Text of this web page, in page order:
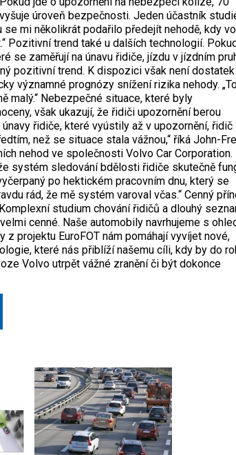
úroveň bezpečnosti. Jeden účastník
mi několikrát podařilo předejít nehodě, kdy
Pozitivní trend také u dalších technologií.
se zaměřují na únavu řidiče, jízdu v jízdním
pozitivní trend. K dispozici však není
významné prognózy snížení rizika nehody.
malý.“ Nebezpečné situace, které byly
však ukazují, že řidiči upozornění berou
řidiče, které vyústily až v upozornění, řidič
než se situace stala vážnou,“ říká John-
nehod ve společnosti Volvo Car Corporation.
systém sledování bdělosti řidiče skutečně
po hektickém pracovním dnu, který se
rád, že mě systém varoval včas.“ Cenný
studium chování řidičů a dlouhý
cenné. Naše automobily navrhujeme s
projektu EuroFOT nám pomáhají vyvíjet nové,
které nás přiblíží našemu cíli, kdy by do
Volvo utrpět vážné zranění či být dokonce